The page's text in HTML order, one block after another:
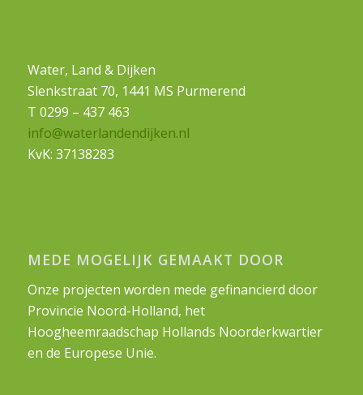
Water, Land & Dijken
Slenkstraat 70, 1441 MS Purmerend
T 0299 – 437 463
info@waterlandendijken.nl
KvK: 37138283
MEDE MOGELIJK GEMAAKT DOOR
Onze projecten worden mede gefinancierd door
Provincie Noord-Holland, het
Hoogheemraadschap Hollands Noorderkwartier
en de Europese Unie.